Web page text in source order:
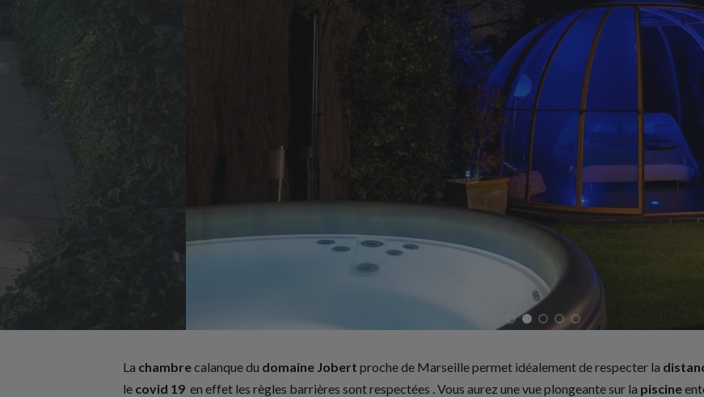
La chambrecalanque du domaine Jobert proche de Marseille permet idéalement de respecter la
le covid 19 en effet les règles barrières sont respectées . Vous aurez une vue plongeante sur la piscine